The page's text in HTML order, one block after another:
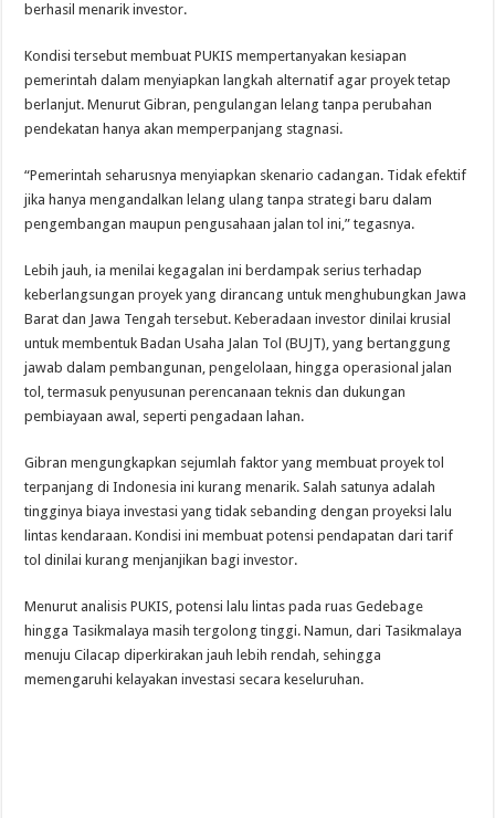
berhasil menarik investor.
Kondisi tersebut membuat PUKIS mempertanyakan kesiapan
pemerintah dalam menyiapkan langkah alternatif agar proyek tetap
berlanjut. Menurut Gibran, pengulangan lelang tanpa perubahan
pendekatan hanya akan memperpanjang stagnasi.
“Pemerintah seharusnya menyiapkan skenario cadangan. Tidak efektif
jika hanya mengandalkan lelang ulang tanpa strategi baru dalam
pengembangan maupun pengusahaan jalan tol ini,” tegasnya.
Lebih jauh, ia menilai kegagalan ini berdampak serius terhadap
keberlangsungan proyek yang dirancang untuk menghubungkan Jawa
Barat dan Jawa Tengah tersebut. Keberadaan investor dinilai krusial
untuk membentuk Badan Usaha Jalan Tol (BUJT), yang bertanggung
jawab dalam pembangunan, pengelolaan, hingga operasional jalan
tol, termasuk penyusunan perencanaan teknis dan dukungan
pembiayaan awal, seperti pengadaan lahan.
Gibran mengungkapkan sejumlah faktor yang membuat proyek tol
terpanjang di Indonesia ini kurang menarik. Salah satunya adalah
tingginya biaya investasi yang tidak sebanding dengan proyeksi lalu
lintas kendaraan. Kondisi ini membuat potensi pendapatan dari tarif
tol dinilai kurang menjanjikan bagi investor.
Menurut analisis PUKIS, potensi lalu lintas pada ruas Gedebage
hingga Tasikmalaya masih tergolong tinggi. Namun, dari Tasikmalaya
menuju Cilacap diperkirakan jauh lebih rendah, sehingga
memengaruhi kelayakan investasi secara keseluruhan.